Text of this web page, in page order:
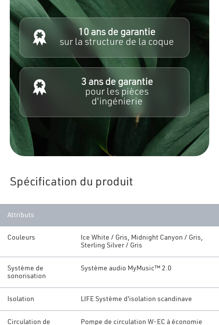
10 ans de garantie
sur la structure de la coque
3 ans de garantie
pour les pièces
d'ingénierie
Spécification du produit
Attributs
Couleurs
Ice White / Gris, Midnight Canyon / Gris,
Sterling Silver / Gris
Système de
sonorisation
Système audio MyMusic™ 2.0
Isolation LIFE Système d'isolation scandinave
Circulation de Pompe de circulation W-EC à économie